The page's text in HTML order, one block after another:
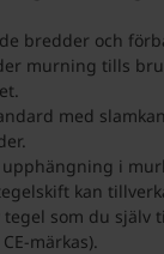
bredder och
murning tills
med
i
kan
tegel som du själv
märkas).